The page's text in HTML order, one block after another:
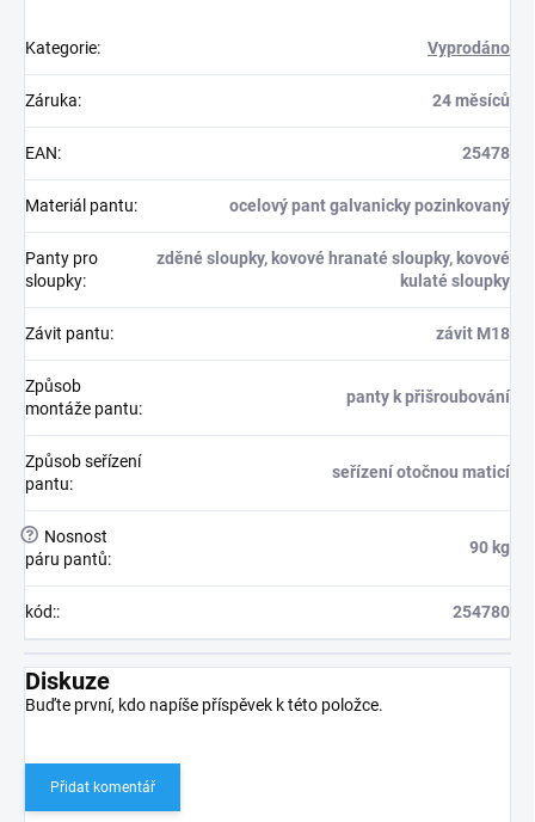
Kategorie: Vyprodáno
Záruka: 24 měsíců
EAN: 25478
Materiál pantu: ocelový pant galvanicky pozinkovaný
Panty pro
sloupky:
zděné sloupky, kovové hranaté sloupky, kovové
kulaté sloupky
Závit pantu: závit M18
Způsob
montáže pantu:
panty k přišroubování
Způsob seřízení
pantu:
seřízení otočnou maticí
?
Nosnost
páru pantů:
90 kg
kód:: 254780
Diskuze
Buďte první, kdo napíše příspěvek k této položce.
Přidat komentář